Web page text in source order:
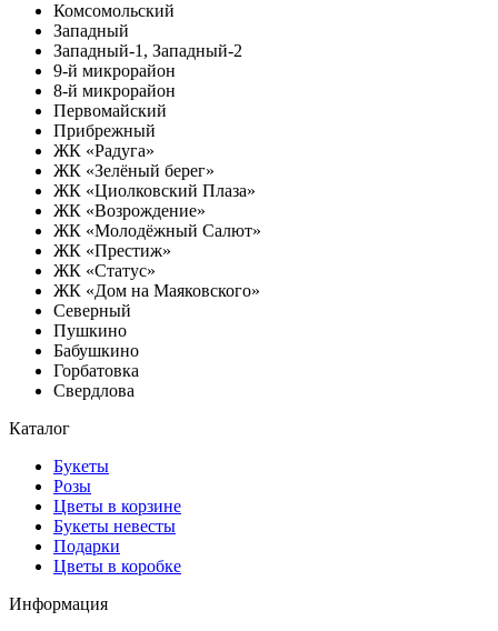
Комсомольский
Западный
Западный-1, Западный-2
9-й микрорайон
8-й микрорайон
Первомайский
Прибрежный
ЖК «Радуга»
ЖК «Зелёный берег»
ЖК «Циолковский Плаза»
ЖК «Возрождение»
ЖК «Молодёжный Салют»
ЖК «Престиж»
ЖК «Статус»
ЖК «Дом на Маяковского»
Северный
Пушкино
Бабушкино
Горбатовка
Свердлова
Каталог
Букеты
Розы
Цветы в корзине
Букеты невесты
Подарки
Цветы в коробке
Информация